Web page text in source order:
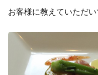
お客様に教えていただ